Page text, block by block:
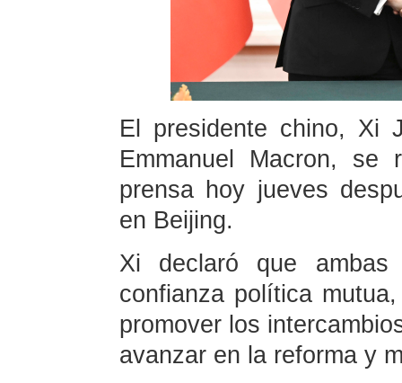
El presidente chino, Xi
Emmanuel Macron, se
prensa hoy jueves
en Beijing.
Xi declaró que ambas
confianza política
promover los
avanzar en la reforma y